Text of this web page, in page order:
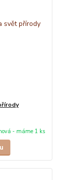
- máme 1 ks